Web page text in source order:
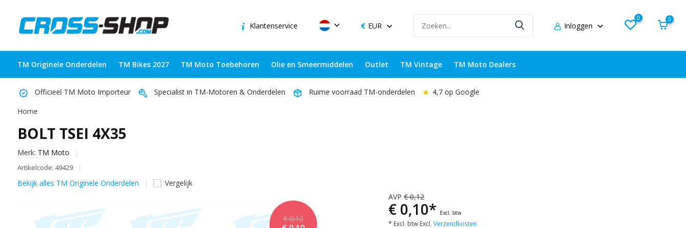
Klantenservice EUR Inloggen
0 0
TM Originele Onderdelen TM Bikes 2027 TM Moto Toebehoren Olie en Smeermiddelen Outlet TM Vintage TM Moto Dealers
Officieel TM Moto Importeur Specialist in TM-Motoren & Onderdelen Ruime voorraad TM-onderdelen ★ 4,7 op Google
Home
BOLT TSEI 4X35
Merk: TM Moto
Artikelcode: 49429
Bekijk alles TM Originele Onderdelen Vergelijk
€ 0,12
AVP€ 0,12
€ 0,10* Excl. btw
* Excl. btw Excl.Verzendkosten